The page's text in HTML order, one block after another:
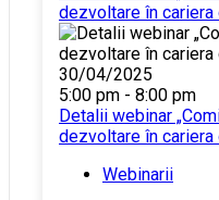
dezvoltare în
30/04/2025
5:00 pm - 8:00 pm
Detalii webinar
dezvoltare în
Webinarii